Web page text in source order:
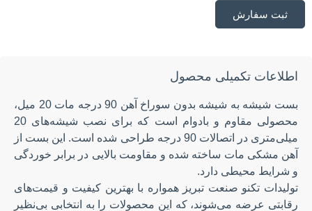
ثبت سفارش
اطلاعات تکمیلی محصول
بست شیشه به شیشه بدون سوراخ آهن 90 درجه مات 20 میل،
محصولی مقاوم و بادوام است که برای نصب شیشه‌های 20
میلی‌متری در اتصالات 90 درجه طراحی شده است. این بست از
آهن مشکی مات ساخته شده و مقاومت بالایی در برابر خوردگی
و شرایط محیطی دارد.
تولیدات تکنو صنعت تبریز همواره با بهترین کیفیت و قیمت‌های
رقابتی عرضه می‌شوند، که این محصولات را به انتخابی بی‌نظیر